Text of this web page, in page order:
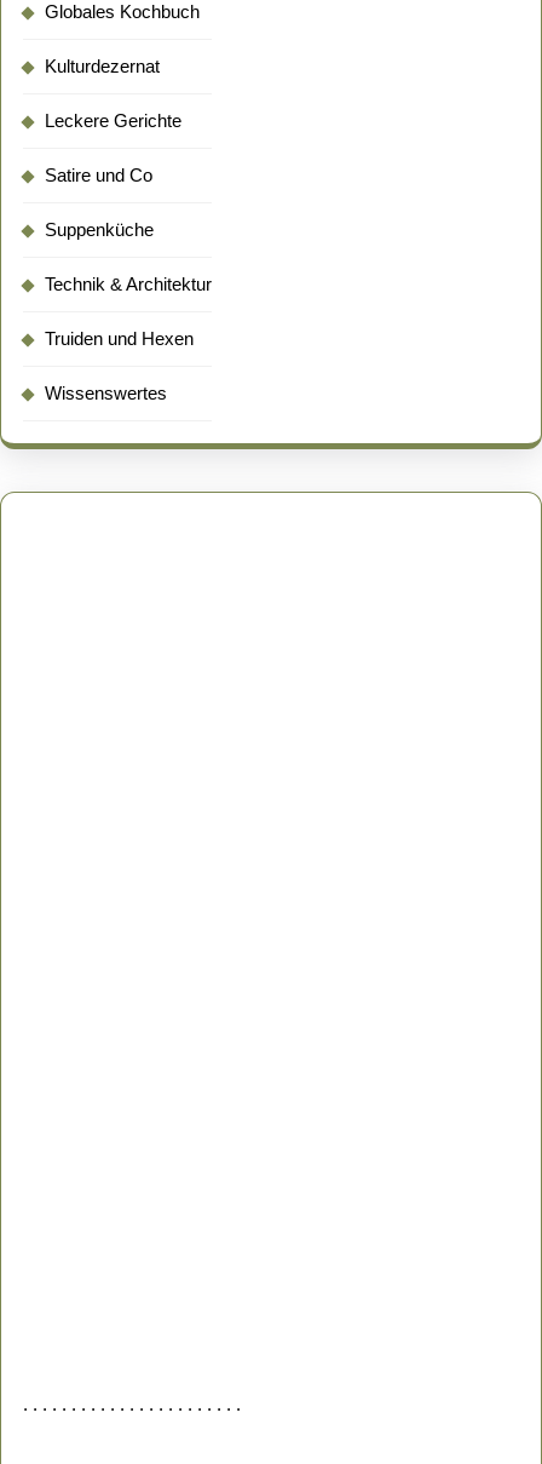
Globales Kochbuch
Kulturdezernat
Leckere Gerichte
Satire und Co
Suppenküche
Technik & Architektur
Truiden und Hexen
Wissenswertes
. . . . . . . . . . . . . . . . . . . . . . .